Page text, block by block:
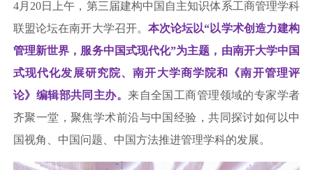
4月20日上午，第三届建构中国自主知识体系工商管理学科
联盟论坛在南开大学召开。 本次论坛以“以学术创造力建构
管理新世界 ，服务中国式现代化”为主题，由南开大学中国
式现代化发展研究院、南开大学商学院和《南开管理评
论》编辑部共同主办。来自全国工商管理领域的专家学者
齐聚一堂，聚焦学术前沿与中国经验，共同探讨如何以中
国视角、中国问题、中国方法推进管理学科的发展。